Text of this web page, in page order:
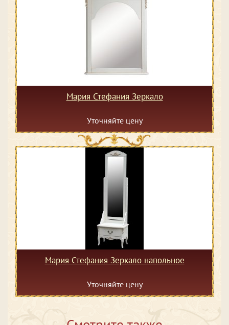
Мария Стефания Зеркало
Уточняйте цену
Мария Стефания Зеркало напольное
Уточняйте цену